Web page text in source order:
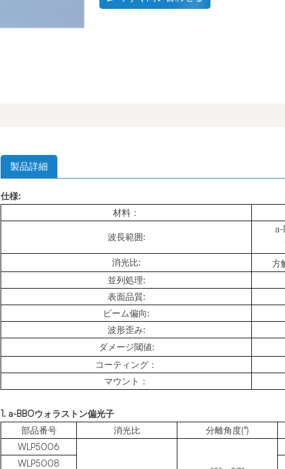
製品詳細
仕様:
材料：
波長範囲:
消光比:
方
並列処理:
表面品質:
ビーム偏向:
波形歪み:
ダメージ閾値:
コーティング：
マウント：
1. a-BBOウォラストン偏光子
部品番号
消光比
分離角度(°)
WLP5006
WLP5008